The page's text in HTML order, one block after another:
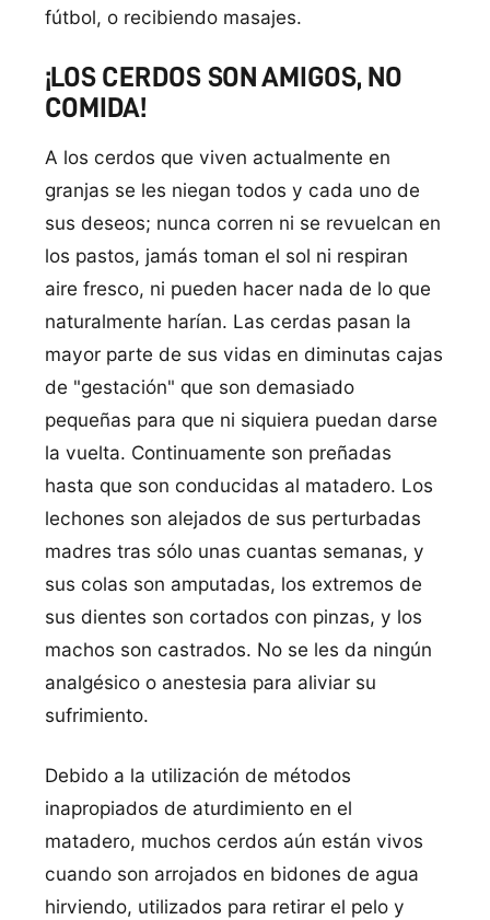
fútbol, o recibiendo masajes.
¡LOS CERDOS SON AMIGOS, NO
COMIDA!
A los cerdos que viven actualmente en
granjas se les niegan todos y cada uno de
sus deseos; nunca corren ni se revuelcan en
los pastos, jamás toman el sol ni respiran
aire fresco, ni pueden hacer nada de lo que
naturalmente harí­an. Las cerdas pasan la
mayor parte de sus vidas en diminutas cajas
de "gestación" que son demasiado
pequeñas para que ni siquiera puedan darse
la vuelta. Continuamente son preñadas
hasta que son conducidas al matadero. Los
lechones son alejados de sus perturbadas
madres tras sólo unas cuantas semanas, y
sus colas son amputadas, los extremos de
sus dientes son cortados con pinzas, y los
machos son castrados. No se les da ningún
analgésico o anestesia para aliviar su
sufrimiento.
Debido a la utilización de métodos
inapropiados de aturdimiento en el
matadero, muchos cerdos aún están vivos
cuando son arrojados en bidones de agua
hirviendo, utilizados para retirar el pelo y